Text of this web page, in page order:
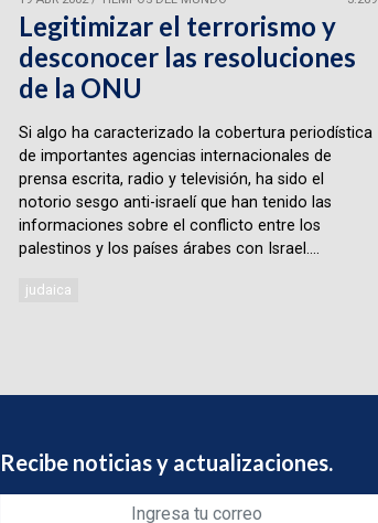
Legitimizar el terrorismo y
desconocer las resoluciones
de la ONU
Si algo ha caracterizado la cobertura periodística
de importantes agencias internacionales de
prensa escrita, radio y televisión, ha sido el
notorio sesgo anti-israelí que han tenido las
informaciones sobre el conflicto entre los
palestinos y los países árabes con Israel....
judaica
Recibe noticias y actualizaciones.